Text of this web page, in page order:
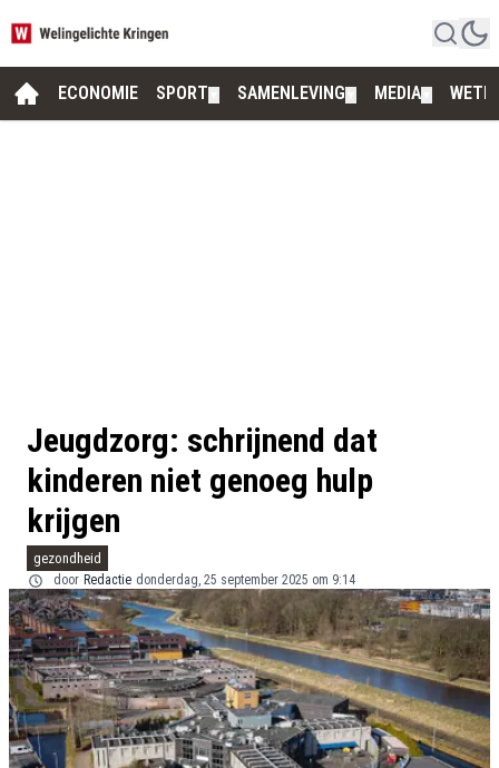
ECONOMIE SPORT SAMENLEVING MEDIA
Jeugdzorg: schrijnend dat
kinderen niet genoeg hulp
krijgen
gezondheid
door Redactie donderdag, 25 september 2025 om 9:14